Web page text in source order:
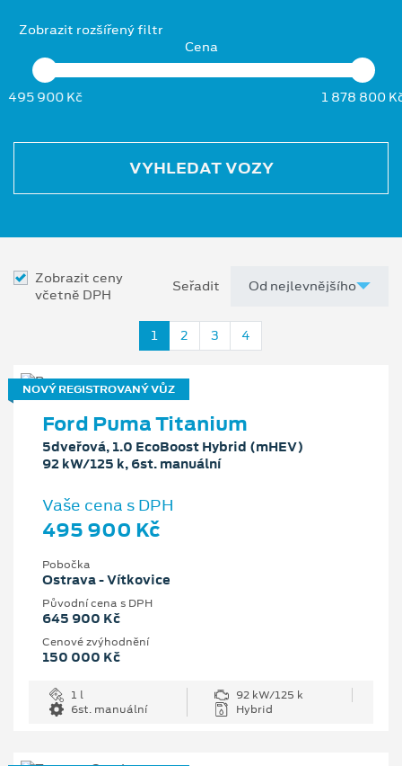
Zobrazit rozšířený filtr
Cena
495 900 Kč 1 878 800
VYHLEDAT VOZY
Zobrazit ceny
včetně DPH
Seřadit
1 2 3 4
NOVÝ REGISTROVANÝ VŮZ
Ford Puma Titanium
5dveřová, 1.0 EcoBoost Hybrid (mHEV)
92 kW/125 k, 6st. manuální
Vaše cena s DPH
495 900 Kč
Pobočka
Ostrava - Vítkovice
Původní cena s DPH
645 900 Kč
Cenové zvýhodnění
150 000 Kč
1 l
92 kW/125 k
6st. manuální
Hybrid